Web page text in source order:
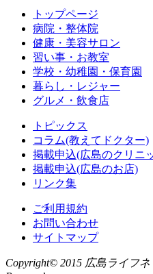
トップページ
病院・整体院
健康・美容サロン
習い事・お教室
学校・幼稚園・保育園
暮らし・レジャー
グルメ・飲食店
トピックス
コラム(教えてドクター)
掲載申込(広島のクリニ
掲載申込(広島のお店)
リンク集
ご利用規約
お問い合わせ
サイトマップ
Copyright© 2015 広島ライフネ